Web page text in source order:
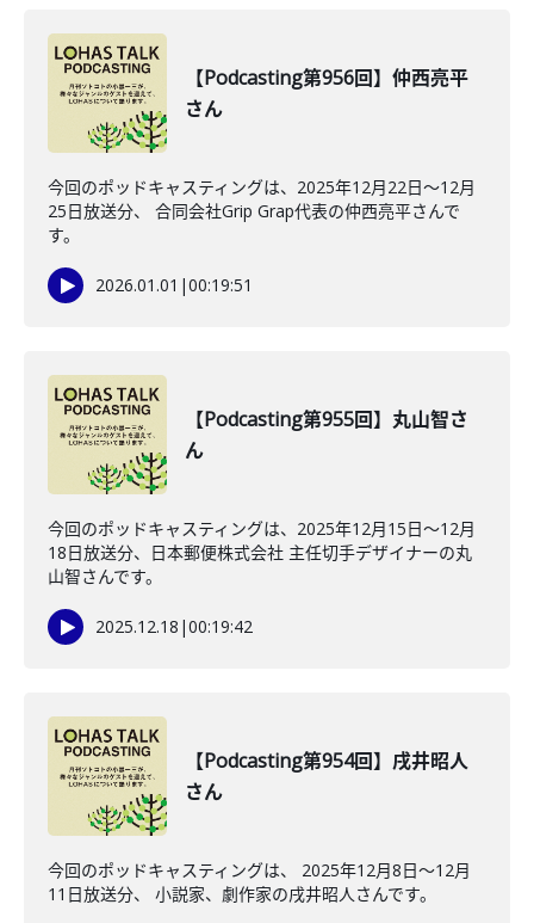
【Podcasting第956回】仲西亮平
さん
今回のポッドキャスティングは、2025年12月22日〜12月
25日放送分、 合同会社Grip Grap代表の仲西亮平さんで
す。
2026.01.01 |00:19:51
【Podcasting第955回】丸山智さ
ん
今回のポッドキャスティングは、2025年12月15日〜12月
18日放送分、日本郵便株式会社 主任切手デザイナーの丸
山智さんです。
2025.12.18 |00:19:42
【Podcasting第954回】戌井昭人
さん
今回のポッドキャスティングは、 2025年12月8日〜12月
11日放送分、 小説家、劇作家の戌井昭人さんです。